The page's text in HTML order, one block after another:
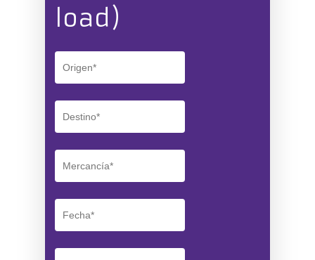
load)